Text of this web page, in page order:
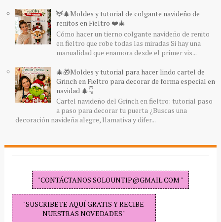
🦌🎄Moldes y tutorial de colgante navideño de
renitos en Fieltro ❤️🎄
Cómo hacer un tierno colgante navideño de renito
en fieltro que robe todas las miradas Si hay una
manualidad que enamora desde el primer vis...
🎄🎁Moldes y tutorial para hacer lindo cartel de
Grinch en Fieltro para decorar de forma especial en
navidad 🎄👇
Cartel navideño del Grinch en fieltro: tutorial paso
a paso para decorar tu puerta ¿Buscas una
decoración navideña alegre, llamativa y difer...
"CONTÁCTANOS SOLOUNTIP@GMAIL.COM "
"SUSCRIBETE AQUÍ GRATIS Y RECIBE
NUESTRAS NOVEDADES"